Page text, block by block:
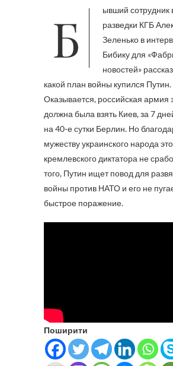
Бывший сотрудник внешней
разведки КГБ
Зеленько в
Бибику для
новостей»
какой план войны купился Путин.
Оказывается, российская армия
должна была взять Киев, за 7
на 40-е сутки Берлин. Но
мужеству украинского народа
кремлевского диктатора не
того, Путин ищет повод для
войны против НАТО и его не
быстрое поражение.
Поширити